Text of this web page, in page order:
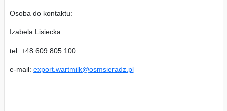
Osoba do kontaktu:
Izabela Lisiecka
tel. +48 609 805 100
e-mail: export.wartmilk@osmsieradz.pl